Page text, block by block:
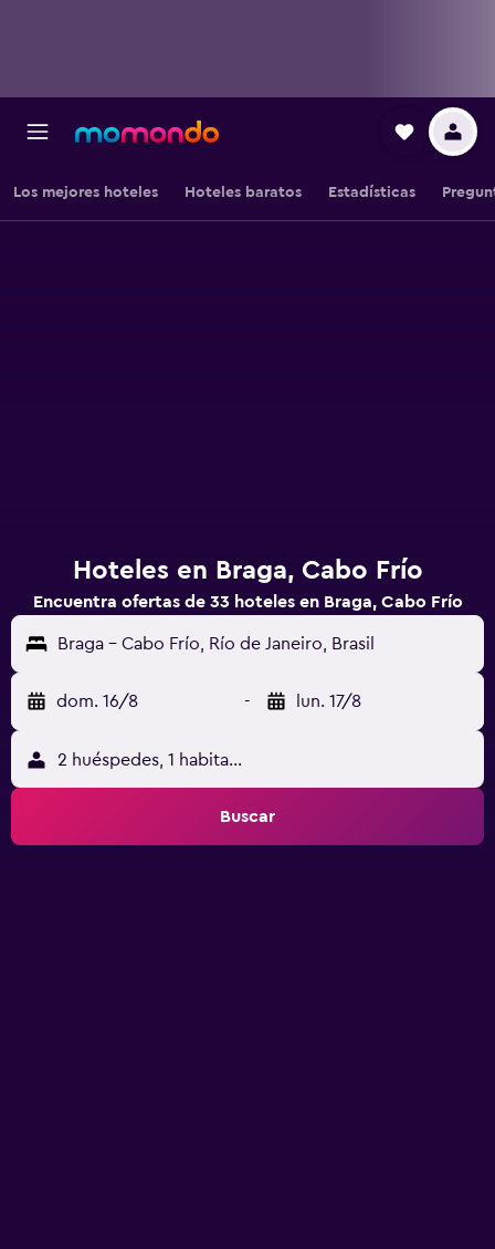
Los mejores hoteles Hoteles baratos Estadísticas
Hoteles en Braga, Cabo Frío
Encuentra ofertas de 33 hoteles en Braga, Cabo Frío
Braga - Cabo Frío, Río de Janeiro, Brasil
dom. 16/8 - lun. 17/8
2 huéspedes, 1 habitación
Buscar